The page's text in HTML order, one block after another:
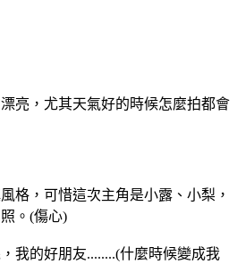
亮，尤其天氣好的時候怎麼拍都會
格，可惜這次主角是小露、小梨，
。(傷心)
我的好朋友........(什麼時候變成我